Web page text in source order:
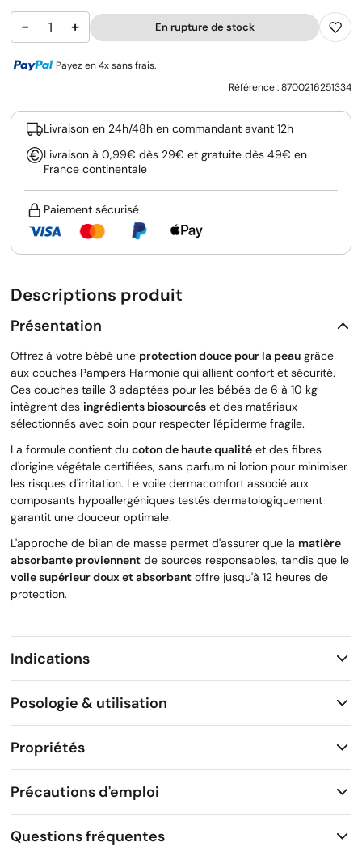
− + En rupture de stock
Payez en 4x sans frais.
Référence :8700216251334
Livraison en 24h/48h en commandant avant 12h
Livraison à 0,99€ dès 29€ et gratuite dès 49€ en
France continentale
Paiement sécurisé
Descriptions produit
Présentation
Offrez à votre bébé une protection douce pour la peau grâce
aux couches Pampers Harmonie qui allient confort et sécurité.
Ces couches taille 3 adaptées pour les bébés de 6 à 10 kg
intègrent des ingrédients biosourcés et des matériaux
sélectionnés avec soin pour respecter l'épiderme fragile.
La formule contient du coton de haute qualité et des fibres
d'origine végétale certifiées, sans parfum ni lotion pour minimiser
les risques d'irritation. Le voile dermacomfort associé aux
composants hypoallergéniques testés dermatologiquement
garantit une douceur optimale.
L'approche de bilan de masse permet d'assurer que la matière
absorbante proviennent de sources responsables, tandis que le
voile supérieur doux et absorbant offre jusqu'à 12 heures de
protection.
Indications
Posologie & utilisation
Propriétés
Précautions d'emploi
Questions fréquentes